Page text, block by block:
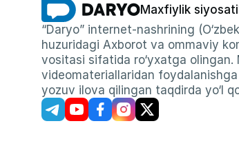
Maxfiylik siyosati
“Daryo” internet-nashrining
huzuridagi Axborot va ommaviy
vositasi sifatida ro‘yxatga
videomateriallaridan
yozuv ilova qilingan taqdirda yo‘l